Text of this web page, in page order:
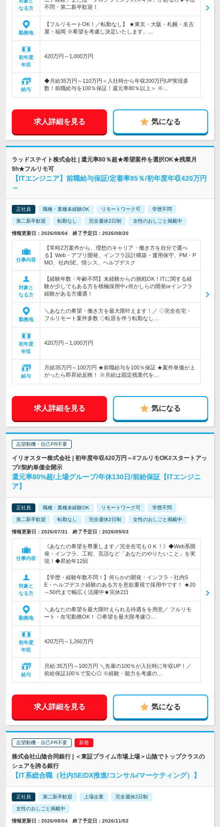
なる方
不問・第二新卒歓迎！
勤務地
【フルリモートOK！／転勤なし】 ★東京・大阪・札幌・名古
屋・福岡 ※希望を考慮し決定いたします。…
初年度
年収
420万円～1,000万円
給与
◆月給35万円～110万円＜入社時から年収200万円UP実現多
数！前職給与を100％保証！還元率80％以上＞ ※…
求人詳細を見る 気になる
ラッドステイト株式会社 | 還元率80％超★希望案件を選択OK★残業月
9h★フルリモ可
【ITエンジニア】前職給与保証/定着率95％/初年度年収420万円
～
正社員 職種・業種未経験OK リモートワーク可 学歴不問
第二新卒歓迎 転勤なし 完全週休2日制 女性のおしごと掲載中
情報更新日：2026/08/04 終了予定日：2026/08/20
仕事内容
【常時2万案件から、理想のキャリア・働き方を自分で選べ
る】Web・アプリ開発、インフラ設計構築・運用保守、PM・P
MO、社内SE、情シス、ヘルプデスク
対象と
なる方
【経験年数・年齢不問】未経験からの挑戦OK！ITに関する経
験が少しでもある方を積極採用中♪何かしらの開発orインフラ
経験がある方優遇！
勤務地
＼あなたの希望・働き方を最大限叶えます！／ ◇完全在宅・
フルリモート案件多数 ◇転居を伴う転勤なし…
初年度
年収
420万円～1,000万円
給与
月給35万円～100万円 ★前職給与を100％保証 ★案件単価が上
がったら即昇給反映！ ※月給は固定残業代を…
求人詳細を見る 気になる
志望動機・自己PR不要
イリオスター株式会社 | 初年度年収420万円～#フルリモOK#スタートアッ
プ#契約単価全開示
還元率80%超/上場グループ/年休130日/前給保証【ITエンジニ
ア】
正社員 職種・業種未経験OK リモートワーク可 学歴不問
第二新卒歓迎 転勤なし 完全週休2日制 女性のおしごと掲載中
情報更新日：2026/07/31 終了予定日：2026/09/03
仕事内容
《あなたの希望を尊重します／完全在宅もＯＫ！》◆Web系開
発・インフラ、工程、言語など「あなたのやりたいこと」を実
現！◆昇給年12回
対象と
なる方
【学歴・経験年数不問！】何らかの開発・インフラ・社内S
E・ヘルプデスク経験のある方を意欲重視で採用中です！ ★20
～50代まで幅広く活躍中★完休2日
勤務地
＼あなたの希望を最大限叶えられる待遇をを用意／ フルリモ
ート・在宅勤務OK！ ◎希望を最大限考慮◎…
初年度
年収
420万円～1,260万円
給与
月給:35万円～100万円 ＼先輩の100％が入社時に年収UP！／
前給保証100％で安心◎ ※経験・能力を考慮の…
求人詳細を見る 気になる
志望動機・自己PR不要
株式会社山陰合同銀行 | ＜東証プライム市場上場＞山陰でトップクラスの
シェアを誇る銀行
【IT系総合職（社内SE/DX推進/コンサル/マーケティング）】
正社員 第二新卒歓迎 上場企業 完全週休2日制
女性のおしごと掲載中
情報更新日：2026/08/04 終了予定日：2026/11/02